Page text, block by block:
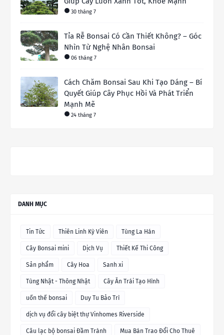
30 tháng 7
Tỉa Rễ Bonsai Có Cần Thiết Không? – Góc
Nhìn Từ Nghệ Nhân Bonsai
06 tháng 7
Cách Chăm Bonsai Sau Khi Tạo Dáng – Bí
Quyết Giúp Cây Phục Hồi Và Phát Triển
Mạnh Mẽ
24 tháng 7
DANH MỤC
Tin Tức Thiên Linh Kỳ Viên Tùng La Hán
Cây Bonsai mini Dịch Vụ Thiết Kế Thi Công
Sản phẩm Cây Hoa Sanh xi
Tùng Nhật - Thông Nhật Cây Ăn Trái Tạo Hình
uốn thế bonsai Duy Tu Bảo Trì
dịch vụ đổi cây biệt thự Vinhomes Riverside
Câu lạc bộ bonsai Đầm Trành Mua Bán Trao Đổi Cho Thuê